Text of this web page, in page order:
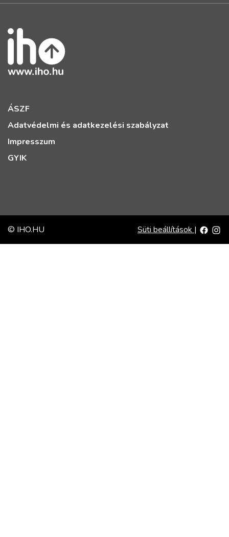
ÁSZF
Adatvédelmi és adatkezelési szabályzat
Impresszum
GYIK
© IHO.HU Süti beállítások |